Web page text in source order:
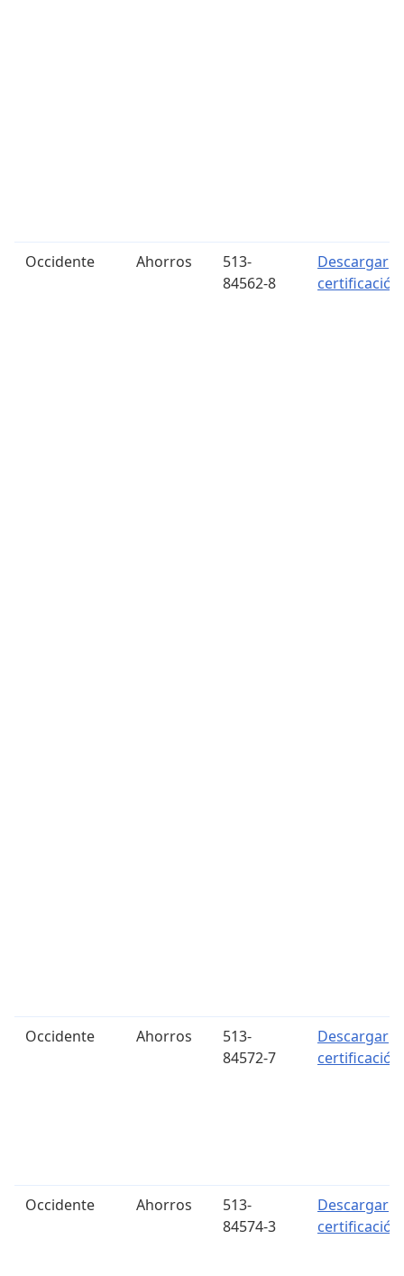
Occidente Ahorros
513-
84562-8
Descargar
certificación
Occidente Ahorros
513-
84572-7
Descargar
certificación
Occidente Ahorros
513-
84574-3
Descargar
certificación